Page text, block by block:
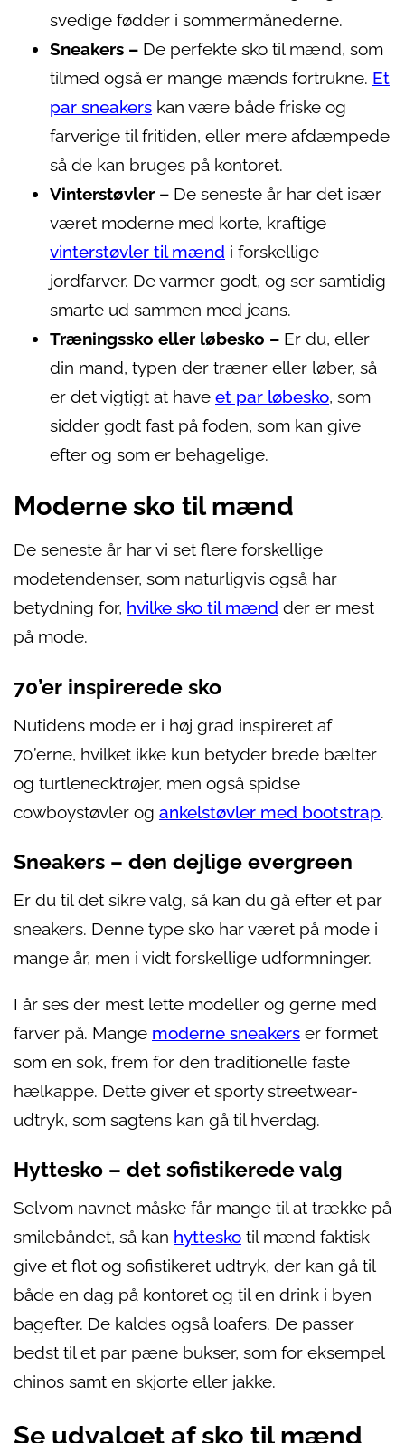
svedige fødder i sommermånederne.
Sneakers – De perfekte sko til mænd, som
tilmed også er mange mænds fortrukne. Et
par sneakers kan være både friske og
farverige til fritiden, eller mere afdæmpede
så de kan bruges på kontoret.
Vinterstøvler – De seneste år har det især
været moderne med korte, kraftige
vinterstøvler til mænd i forskellige
jordfarver. De varmer godt, og ser samtidig
smarte ud sammen med jeans.
Træningssko eller løbesko – Er du, eller
din mand, typen der træner eller løber, så
er det vigtigt at have et par løbesko, som
sidder godt fast på foden, som kan give
efter og som er behagelige.
Moderne sko til mænd
De seneste år har vi set flere forskellige
modetendenser, som naturligvis også har
betydning for, hvilke sko til mænd der er mest
på mode.
70’er inspirerede sko
Nutidens mode er i høj grad inspireret af
70’erne, hvilket ikke kun betyder brede bælter
og turtlenecktrøjer, men også spidse
cowboystøvler og ankelstøvler med bootstrap.
Sneakers – den dejlige evergreen
Er du til det sikre valg, så kan du gå efter et par
sneakers. Denne type sko har været på mode i
mange år, men i vidt forskellige udformninger.
I år ses der mest lette modeller og gerne med
farver på. Mange moderne sneakers er formet
som en sok, frem for den traditionelle faste
hælkappe. Dette giver et sporty streetwear-
udtryk, som sagtens kan gå til hverdag.
Hyttesko – det sofistikerede valg
Selvom navnet måske får mange til at trække på
smilebåndet, så kan hyttesko til mænd faktisk
give et flot og sofistikeret udtryk, der kan gå til
både en dag på kontoret og til en drink i byen
bagefter. De kaldes også loafers. De passer
bedst til et par pæne bukser, som for eksempel
chinos samt en skjorte eller jakke.
Se udvalget af sko til mænd